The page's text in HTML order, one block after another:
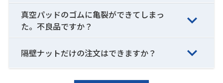
真空パッドのゴムに亀裂ができてしまっ
た。不良品ですか？
隔壁ナットだけの注文はできますか？